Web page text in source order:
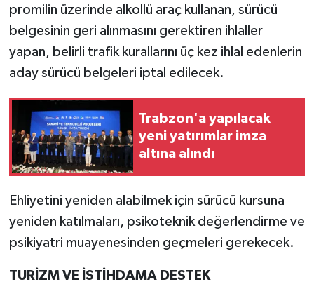
promilin üzerinde alkollü araç kullanan, sürücü
belgesinin geri alınmasını gerektiren ihlaller
yapan, belirli trafik kurallarını üç kez ihlal edenlerin
aday sürücü belgeleri iptal edilecek.
Trabzon'a yapılacak
yeni yatırımlar imza
altına alındı
Ehliyetini yeniden alabilmek için sürücü kursuna
yeniden katılmaları, psikoteknik değerlendirme ve
psikiyatri muayenesinden geçmeleri gerekecek.
TURİZM VE İSTİHDAMA DESTEK